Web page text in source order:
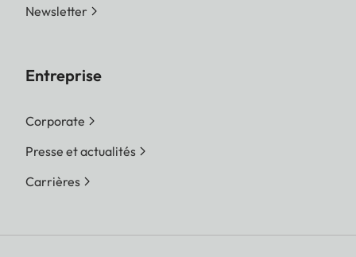
Newsletter
Entreprise
Corporate
Presse et actualités
Carrières